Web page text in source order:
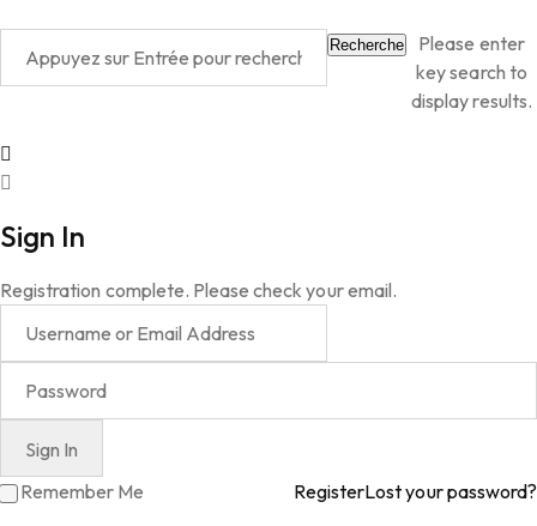
Recherche
Please enter
key search to
display results.
Sign In
Registration complete. Please check your email.
Remember Me RegisterLost your password?